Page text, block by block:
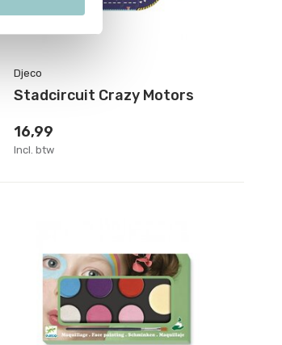
Djeco
Stadcircuit Crazy Motors
16,99
Incl. btw